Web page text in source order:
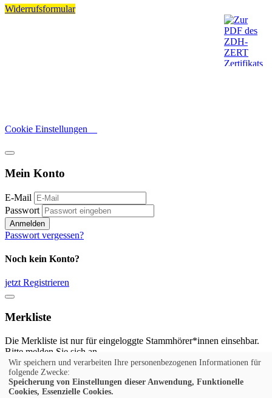
Widerrufsformular
Cookie Einstellungen
Mein Konto
E-Mail
Passwort
Anmelden
Passwort vergessen?
Noch kein Konto?
jetzt Registrieren
Merkliste
Die Merkliste ist nur für eingeloggte Stammhörer*innen einsehbar.
Bitte melden Sie sich an.
Anmelden
Noch kein Konto?
Wir speichern und verarbeiten Ihre personenbezogenen Informationen für
folgende Zwecke:
Speicherung von Einstellungen dieser Anwendung, Funktionelle
Cookies, Essenzielle Cookies.